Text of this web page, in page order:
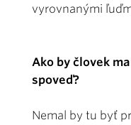
vyrovnanými
Ako by človek
spoveď?
Nemal by tu byť